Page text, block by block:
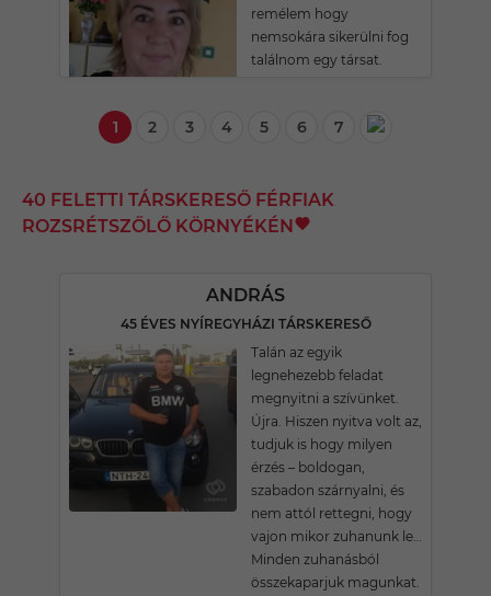
remélem hogy
nemsokára sikerülni fog
találnom egy társat.
1 2 3 4 5 6 7
40 FELETTI TÁRSKERESŐ FÉRFIAK
ROZSRÉTSZŐLŐ KÖRNYÉKÉN
ANDRÁS
45 ÉVES NYÍREGYHÁZI TÁRSKERESŐ
Talán az egyik
legnehezebb feladat
megnyitni a szívünket.
Újra. Hiszen nyitva volt az,
tudjuk is hogy milyen
érzés – boldogan,
szabadon szárnyalni, és
nem attól rettegni, hogy
vajon mikor zuhanunk le…
Minden zuhanásból
összekaparjuk magunkat.